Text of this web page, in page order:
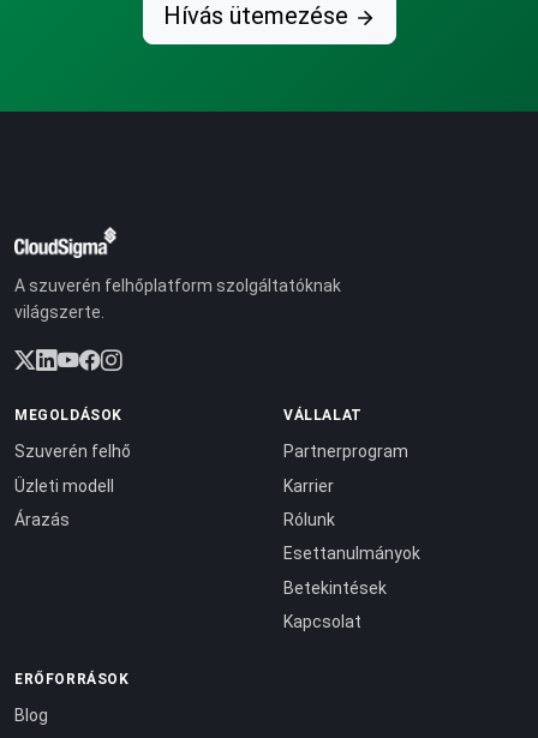
Hívás ütemezése
A szuverén felhőplatform szolgáltatóknak
világszerte.
MEGOLDÁSOK
Szuverén felhő
Üzleti modell
Árazás
VÁLLALAT
Partnerprogram
Karrier
Rólunk
Esettanulmányok
Betekintések
Kapcsolat
ERŐFORRÁSOK
Blog